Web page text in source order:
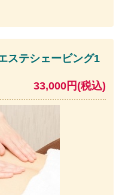
ステシェービング1
33,000円(税込)